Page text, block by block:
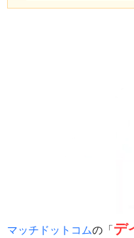
マッチドットコムの「デ